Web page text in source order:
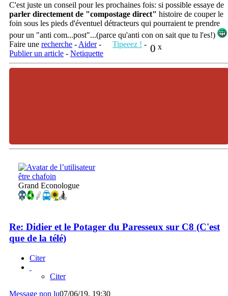
C'est juste un conseil pour les prochaines fois: si possible essaye de
parler directement de "compostage direct" histoire de couper le
foin sous les pieds d'éventuel détracteurs qui pourraient te prendre
pour un "anti com...post"...(parce qu'anti con on sait que tu l'es!)
0 x
Faire une recherche - Aider- Tipeeez ! -
Publier un article - Netiquette
être chafoin
Grand Econologue
Re: Didier et le Potager du Paresseux sur C8 (C'est
que de la télé)
Citer
Citer
Message non lu07/06/19, 19:30